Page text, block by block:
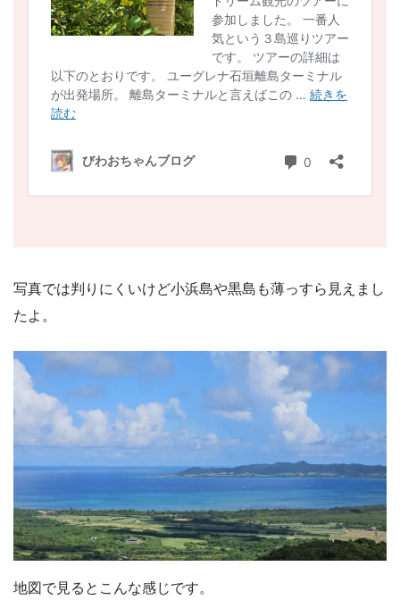
写真では判りにくいけど小浜島や黒島も薄っすら見えまし
たよ。
地図で見るとこんな感じです。